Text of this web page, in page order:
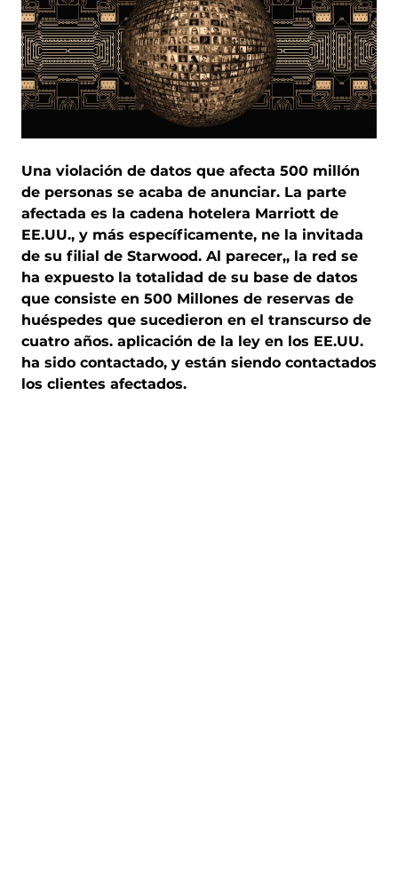
Una violación de datos que afecta 500 millón
de personas se acaba de anunciar. La parte
afectada es la cadena hotelera Marriott de
EE.UU., y más específicamente, ne la invitada
de su filial de Starwood. Al parecer,, la red se
ha expuesto la totalidad de su base de datos
que consiste en 500 Millones de reservas de
huéspedes que sucedieron en el transcurso de
cuatro años. aplicación de la ley en los EE.UU.
ha sido contactado, y están siendo contactados
los clientes afectados.